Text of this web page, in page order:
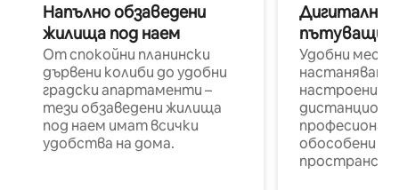
Напълно обзаведени
жилища под наем
От спокойни планински
дървени колиби до удобни
градски апартаменти –
тези обзаведени жилища
под наем имат всички
удобства на дома.
Дигитални
пътуващи
Удобни
настаняване
настроени и
обособени